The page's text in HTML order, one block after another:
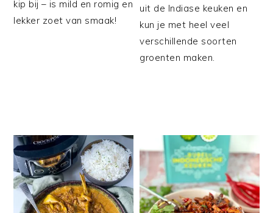
kip bij – is mild en romig en
lekker zoet van smaak!
uit de Indiase keuken en
kun je met heel veel
verschillende soorten
groenten maken.